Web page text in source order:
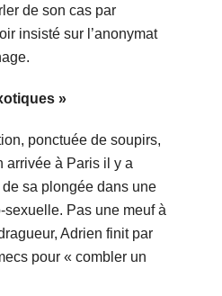
de son cas par
insisté sur l’anonymat
»
ponctuée de soupirs,
arrivée à Paris il y a
sa plongée dans une
Pas une meuf à
Adrien finit par
pour « combler un